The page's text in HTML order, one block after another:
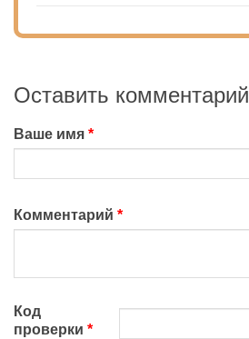
Оставить комментарий
Ваше имя
Комментарий
Код
проверки